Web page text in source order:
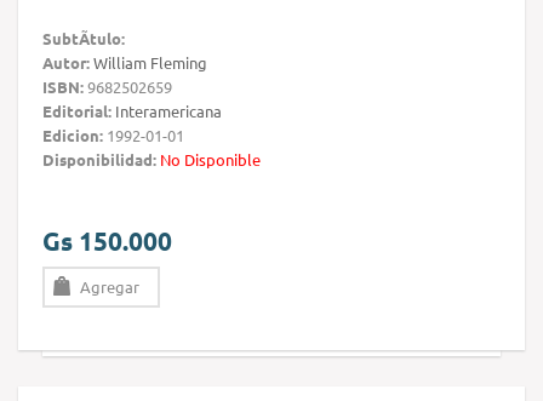
SubtÃ­tulo:
Autor:William Fleming
ISBN:9682502659
Editorial: Interamericana
Edicion: 1992-01-01
Disponibilidad: No Disponible
Gs 150.000
Agregar